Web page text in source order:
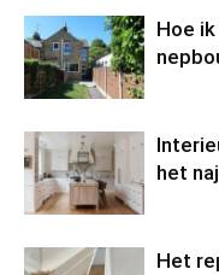
Hoe
het
Het